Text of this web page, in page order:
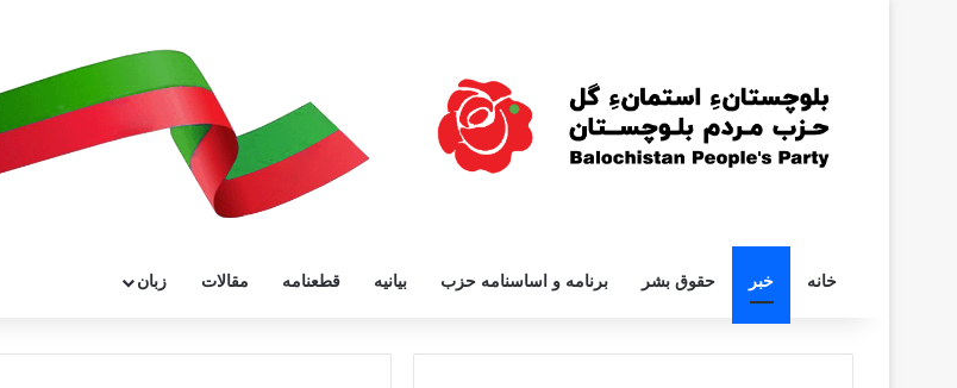
خانه خبر حقوق بشر برنامه و اساسنامه حزب بیانیه قطعنامه مقالات زبان